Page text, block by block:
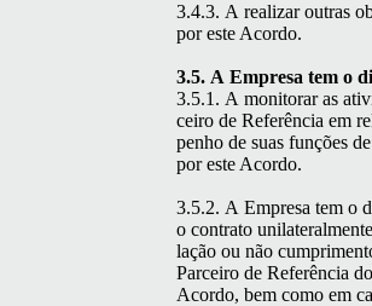
3.4.3. A realizar out­ras
por este Acordo.
3.5. A Empre­sa tem o
3.5.1. A mon­i­torar as
ceiro de Refer­ên­cia em
pen­ho de suas funções
por este Acordo.
3.5.2. A Empre­sa tem o
o con­tra­to
lação ou não
Par­ceiro de Refer­ên­cia
Acor­do, bem como em